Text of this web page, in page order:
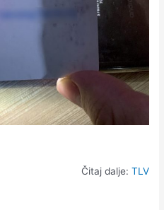
Čitaj dalje: TLV